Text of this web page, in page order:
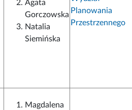
Agata
Gorczowska
Natalia
Siemińska
Planowania
Przestrzennego
Magdalena